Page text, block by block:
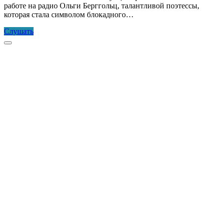
работе на радио Ольги Берггольц, талантливой поэтессы,
которая стала символом блокадного…
СлушатьОльга
Прокрутка